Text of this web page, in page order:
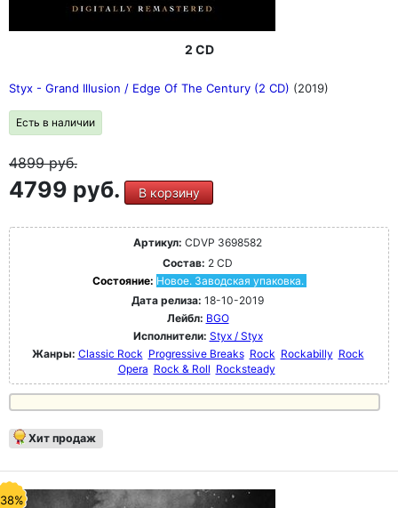
2 CD
Styx - Grand Illusion / Edge Of The Century (2 CD) (2019)
Есть в наличии
4899руб.
4799 руб. В корзину
Артикул: CDVP 3698582
Состав: 2 CD
Состояние: Новое. Заводская упаковка.
Дата релиза: 18-10-2019
Лейбл: BGO
Исполнители: Styx / Styx
Жанры: Classic Rock Progressive Breaks Rock Rockabilly Rock
Opera Rock & Roll Rocksteady
Хит продаж